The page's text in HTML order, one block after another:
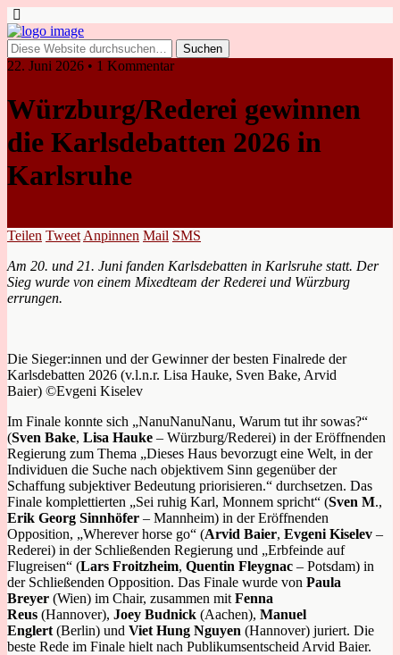
22. Juni 2026 • 1 Kommentar
Würzburg/Rederei gewinnen
die Karlsdebatten 2026 in
Karlsruhe
Teilen Tweet Anpinnen Mail SMS
Am 20. und 21. Juni fanden Karlsdebatten in Karlsruhe statt. Der
Sieg wurde von einem Mixedteam der Rederei und Würzburg
errungen.
Die Sieger:innen und der Gewinner der besten Finalrede der
Karlsdebatten 2026 (v.l.n.r. Lisa Hauke, Sven Bake, Arvid
Baier) ©Evgeni Kiselev
Im Finale konnte sich „NanuNanuNanu, Warum tut ihr sowas?“
(Sven Bake, Lisa Hauke – Würzburg/Rederei) in der Eröffnenden
Regierung zum Thema „Dieses Haus bevorzugt eine Welt, in der
Individuen die Suche nach objektivem Sinn gegenüber der
Schaffung subjektiver Bedeutung priorisieren.“ durchsetzen. Das
Finale komplettierten „Sei ruhig Karl, Monnem spricht“ (Sven M.,
Erik Georg Sinnhöfer – Mannheim) in der Eröffnenden
Opposition, „Wherever horse go“ (Arvid Baier, Evgeni Kiselev –
Rederei) in der Schließenden Regierung und „Erbfeinde auf
Flugreisen“ (Lars Froitzheim, Quentin Fleygnac – Potsdam) in
der Schließenden Opposition. Das Finale wurde von Paula
Breyer (Wien) im Chair, zusammen mit Fenna
Reus (Hannover), Joey Budnick (Aachen), Manuel
Englert (Berlin) und Viet Hung Nguyen (Hannover) juriert. Die
beste Rede im Finale hielt nach Publikumsentscheid Arvid Baier.